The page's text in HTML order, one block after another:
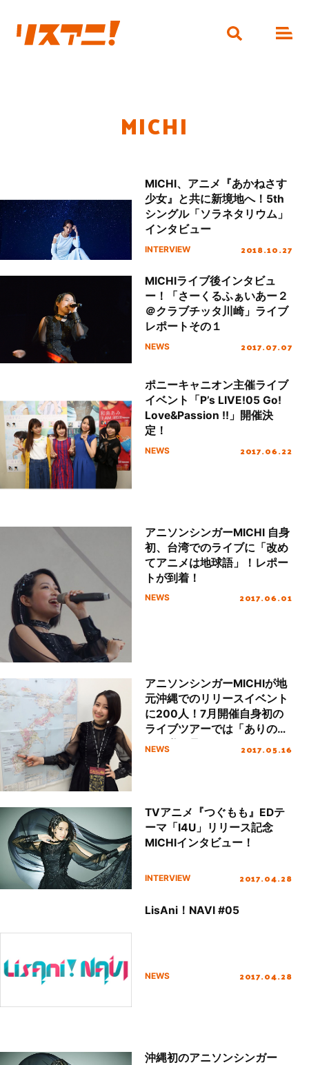
MICHI
MICHI、アニメ『あかねさす
少女』と共に新境地へ！5th
シングル「ソラネタリウム」
インタビュー
INTERVIEW 2018.10.27
MICHIライブ後インタビュ
ー！「さーくるふぁいあー２
＠クラブチッタ川崎」ライブ
レポートその１
NEWS 2017.07.07
ポニーキャニオン主催ライブ
イベント「P’s LIVE!05 Go!
Love&Passion !!」開催決
定！
NEWS 2017.06.22
アニソンシンガーMICHI 自身
初、台湾でのライブに「改め
てアニメは地球語」！レポー
トが到着！
NEWS 2017.06.01
アニソンシンガーMICHIが地
元沖縄でのリリースイベント
に200人！7月開催自身初の
ライブツアーでは「ありのま
まの私を見て」
NEWS 2017.05.16
TVアニメ『つぐもも』EDテ
ーマ「I4U」リリース記念
MICHIインタビュー！
INTERVIEW 2017.04.28
LisAni！NAVI #05
NEWS 2017.04.28
沖縄初のアニソンシンガー